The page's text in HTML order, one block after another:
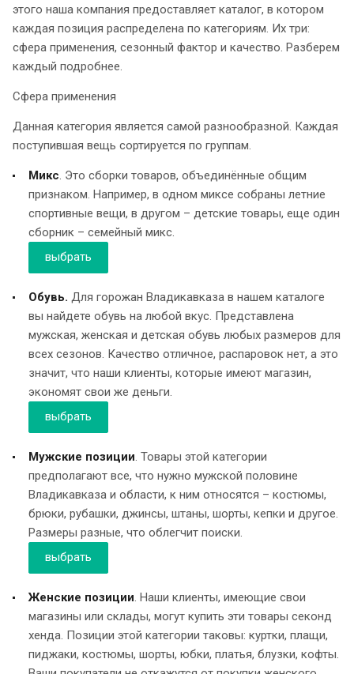
этого наша компания предоставляет каталог, в котором
каждая позиция распределена по категориям. Их три:
сфера применения, сезонный фактор и качество. Разберем
каждый подробнее.
Сфера применения
Данная категория является самой разнообразной. Каждая
поступившая вещь сортируется по группам.
Микс. Это сборки товаров, объединённые общим
признаком. Например, в одном миксе собраны летние
спортивные вещи, в другом – детские товары, еще один
сборник – семейный микс.
выбрать
Обувь. Для горожан Владикавказа в нашем каталоге
вы найдете обувь на любой вкус. Представлена
мужская, женская и детская обувь любых размеров для
всех сезонов. Качество отличное, распаровок нет, а это
значит, что наши клиенты, которые имеют магазин,
экономят свои же деньги.
выбрать
Мужские позиции. Товары этой категории
предполагают все, что нужно мужской половине
Владикавказа и области, к ним относятся – костюмы,
брюки, рубашки, джинсы, штаны, шорты, кепки и другое.
Размеры разные, что облегчит поиски.
выбрать
Женские позиции. Наши клиенты, имеющие свои
магазины или склады, могут купить эти товары секонд
хенда. Позиции этой категории таковы: куртки, плащи,
пиджаки, костюмы, шорты, юбки, платья, блузки, кофты.